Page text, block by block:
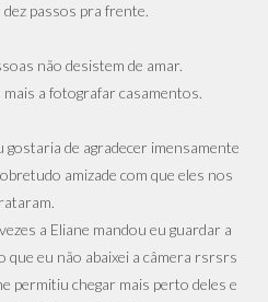
dez passos pra frente.
não desistem de amar.
a fotografar casamentos.
gostaria de agradecer imensamente
amizade com que eles nos
a Eliane mandou eu guardar a
eu não abaixei a câmera rsrsrs
permitiu chegar mais perto deles e